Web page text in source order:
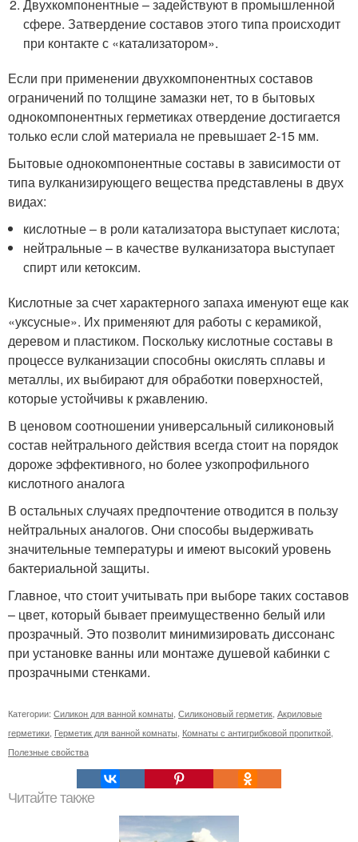
Двухкомпонентные – задействуют в промышленной
сфере. Затвердение составов этого типа происходит
при контакте с «катализатором».
Если при применении двухкомпонентных составов
ограничений по толщине замазки нет, то в бытовых
однокомпонентных герметиках отвердение достигается
только если слой материала не превышает 2-15 мм.
Бытовые однокомпонентные составы в зависимости от
типа вулканизирующего вещества представлены в двух
видах:
кислотные – в роли катализатора выступает кислота;
нейтральные – в качестве вулканизатора выступает
спирт или кетоксим.
Кислотные за счет характерного запаха именуют еще как
«уксусные». Их применяют для работы с керамикой,
деревом и пластиком. Поскольку кислотные составы в
процессе вулканизации способны окислять сплавы и
металлы, их выбирают для обработки поверхностей,
которые устойчивы к ржавлению.
В ценовом соотношении универсальный силиконовый
состав нейтрального действия всегда стоит на порядок
дороже эффективного, но более узкопрофильного
кислотного аналога
В остальных случаях предпочтение отводится в пользу
нейтральных аналогов. Они способы выдерживать
значительные температуры и имеют высокий уровень
бактериальной защиты.
Главное, что стоит учитывать при выборе таких составов
– цвет, который бывает преимущественно белый или
прозрачный. Это позволит минимизировать диссонанс
при установке ванны или монтаже душевой кабинки с
прозрачными стенками.
Категории: Силикон для ванной комнаты Силиконовый герметик Акриловые
герметики Герметик для ванной комнаты Комнаты с антигрибковой пропиткой
Полезные свойства
Читайте также